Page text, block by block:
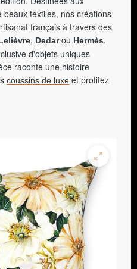
textiles, nos créations
français à travers des
, Dedarou Hermès.
d'objets uniques
raconte une histoire
coussins de luxe et profitez